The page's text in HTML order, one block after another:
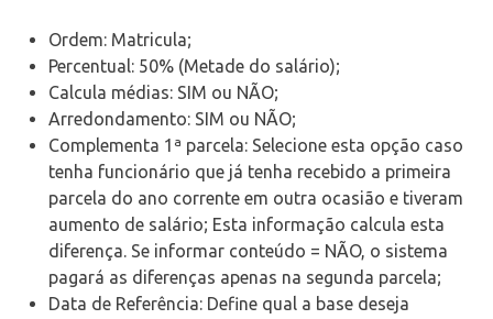
Ordem: Matricula;
Percentual: 50% (Metade do salário);
Calcula médias: SIM ou NÃO;
Arredondamento: SIM ou NÃO;
Complementa 1ª parcela: Selecione esta opção caso
tenha funcionário que já tenha recebido a primeira
parcela do ano corrente em outra ocasião e tiveram
aumento de salário; Esta informação calcula esta
diferença. Se informar conteúdo = NÃO, o sistema
pagará as diferenças apenas na segunda parcela;
Data de Referência: Define qual a base deseja